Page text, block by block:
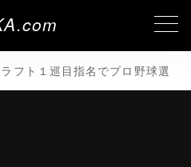
フト１巡目指名でプロ野球選手